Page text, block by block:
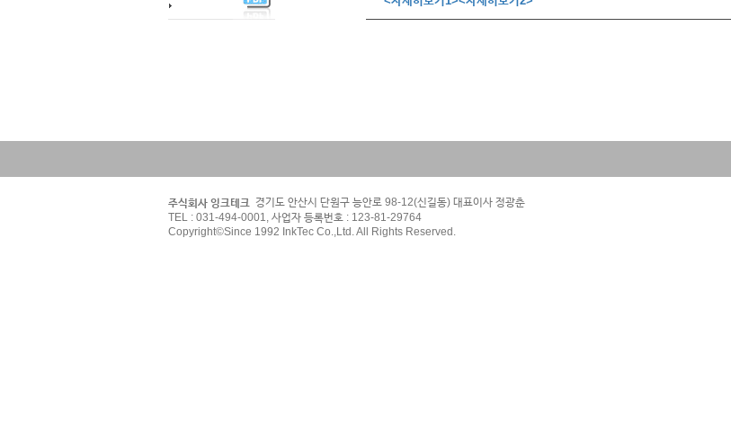
주식회사 잉크테크 경기도 안산시 단원구 능안로 98-12(신길동) 대표이사 정광춘
TEL : 031-494-0001, 사업자 등록번호 : 123-81-29764
Copyright©Since 1992 InkTec Co.,Ltd. All Rights Reserved.